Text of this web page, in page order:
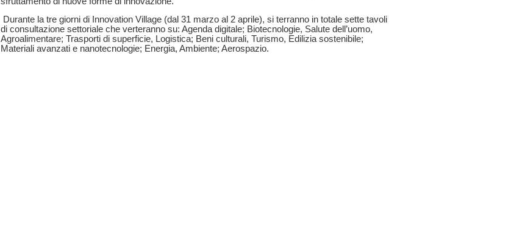
Durante la tre giorni di Innovation Village (dal 31 marzo al 2 aprile), si terranno in totale sette tavoli
di consultazione settoriale che verteranno su: Agenda digitale; Biotecnologie, Salute dell’uomo,
Agroalimentare; Trasporti di superficie, Logistica; Beni culturali, Turismo, Edilizia sostenibile;
Materiali avanzati e nanotecnologie; Energia, Ambiente; Aerospazio.